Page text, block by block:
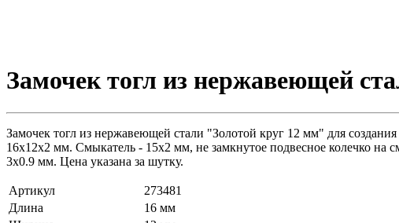
Замочек тогл из нержавеющей
Замочек тогл из нержавеющей стали "Золотой круг 12 мм" для
16х12х2 мм. Смыкатель - 15х2 мм, не замкнутое подвесное колечко
3х0.9 мм. Цена указана за шутку.
Артикул
273481
Длина
16 мм